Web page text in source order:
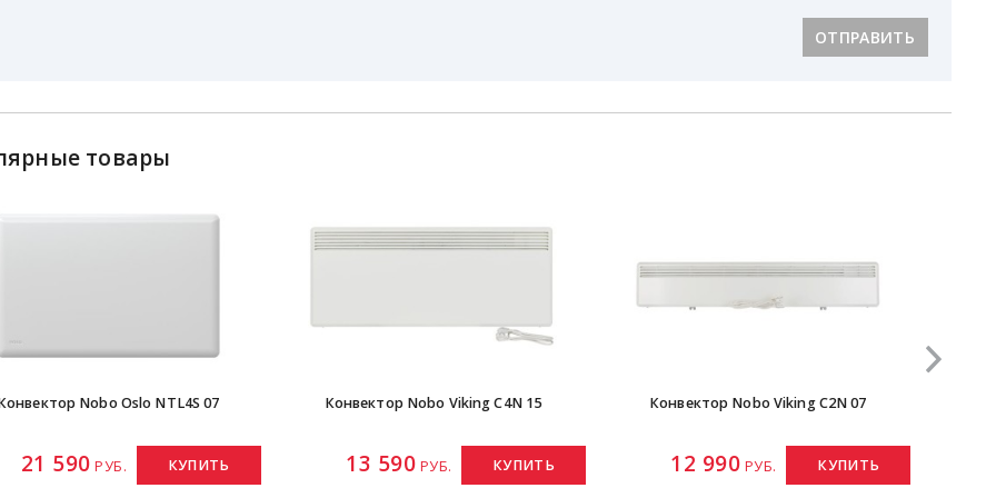
ОТПРАВИТЬ
товары
Nobo Oslo NTL4S 07
21 590 РУБ. КУПИТЬ
Конвектор Nobo Viking C4N 15
13 590 РУБ. КУПИТЬ
Конвектор Nobo Viking C2N 07
12 990 РУБ. КУПИТЬ